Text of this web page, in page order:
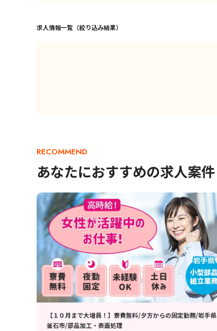
求人情報一覧（絞り込み結果）
RECOMMEND
あなたにおすすめの求人案件
【１０月まで大増員！】寮費無料/夕方からの固定勤務/岩手県
釜石市/部品加工・表面処理